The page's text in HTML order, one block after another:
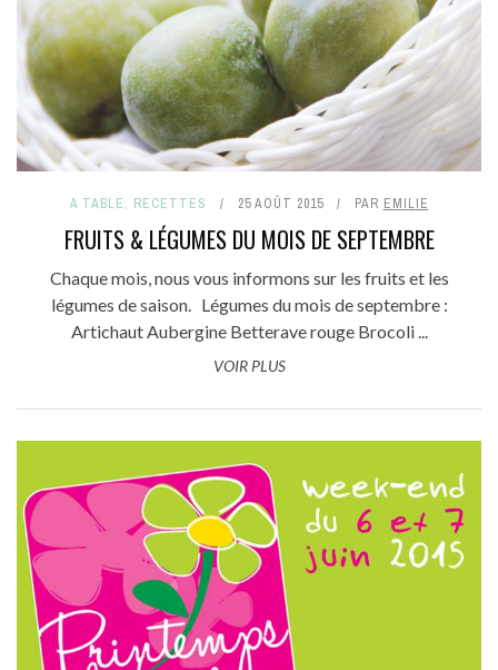
A TABLE, RECETTES 25 AOÛT 2015 PAR EMILIE
FRUITS & LÉGUMES DU MOIS DE SEPTEMBRE
Chaque mois, nous vous informons sur les fruits et les
légumes de saison. Légumes du mois de septembre :
Artichaut Aubergine Betterave rouge Brocoli ...
VOIR PLUS